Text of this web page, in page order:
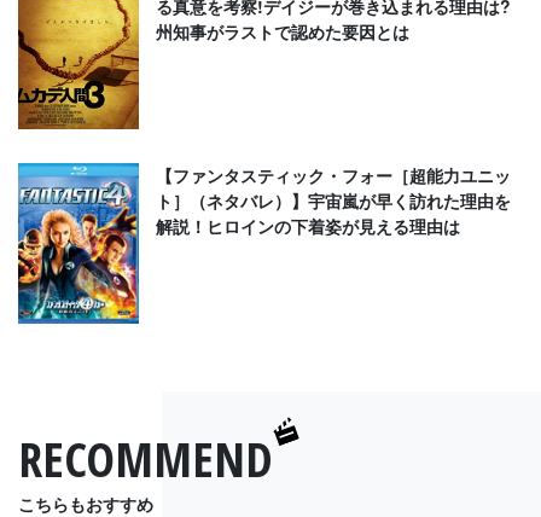
る真意を考察!デイジーが巻き込まれる理由は?
州知事がラストで認めた要因とは
【ファンタスティック・フォー［超能力ユニッ
ト］（ネタバレ）】宇宙嵐が早く訪れた理由を
解説！ヒロインの下着姿が見える理由は
RECOMMEND
こちらもおすすめ